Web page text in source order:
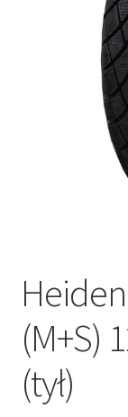
(M+S)
(tył)